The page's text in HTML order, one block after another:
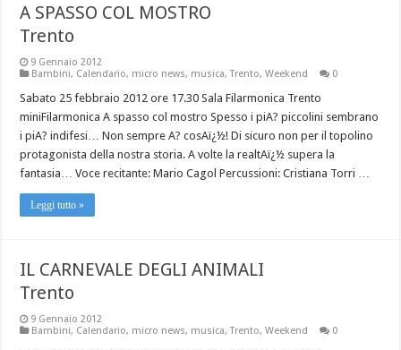
A SPASSO COL MOSTRO
Trento
9 Gennaio 2012
Bambini, Calendario, micro news, musica,Trento,Weekend 0
Sabato 25 febbraio 2012 ore 17.30 Sala Filarmonica Trento
miniFilarmonica A spasso col mostro Spesso i piA? piccolini sembrano
i piA? indifesi… Non sempre A? cosAï¿½! Di sicuro non per il topolino
protagonista della nostra storia. A volte la realtAï¿½ supera la
fantasia… Voce recitante: Mario Cagol Percussioni: Cristiana Torri …
Leggi tutto »
IL CARNEVALE DEGLI ANIMALI
Trento
9 Gennaio 2012
Bambini, Calendario, micro news, musica,Trento,Weekend 0